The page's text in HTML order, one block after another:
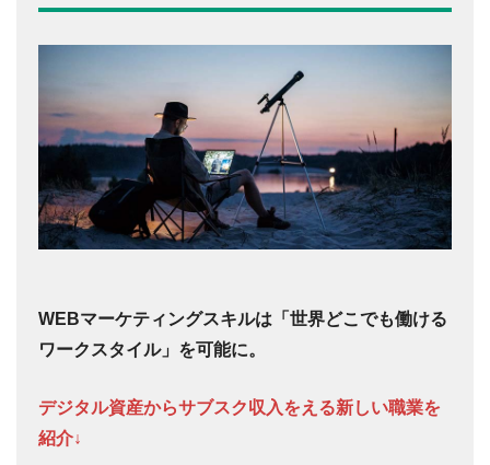
WEBマーケティングスキルは「世界どこでも働ける
ワークスタイル」を可能に。
デジタル資産からサブスク収入をえる新しい職業を
紹介↓